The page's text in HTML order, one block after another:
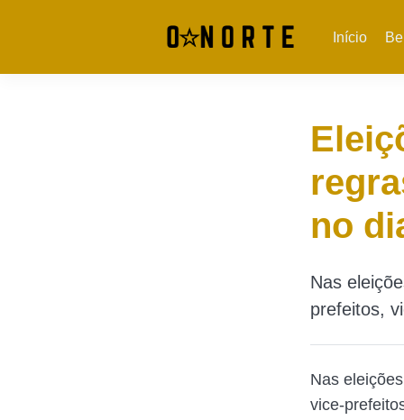
Início
no
Nas
prefeitos,
Nas
vice-